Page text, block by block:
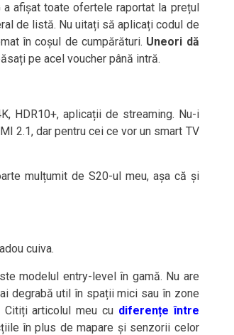
afișat toate ofertele raportat la prețul
de listă. Nu uitați să aplicați codul de
în coșul de cumpărături. Uneori dă
pe acel voucher până intră.
HDR10+, aplicații de streaming. Nu-i
2.1, dar pentru cei ce vor un smart TV
mulțumit de S20-ul meu, așa că și
cuiva.
modelul entry-level în gamă. Nu are
degrabă util în spații mici sau în zone
articolul meu cu diferențe între
în plus de mapare și senzorii celor